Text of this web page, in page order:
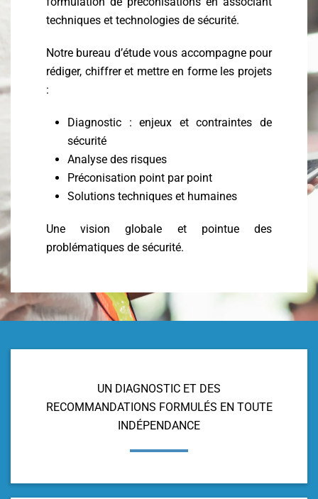
techniques et technologies de sécurité.
Notre bureau d’étude vous accompagne pour
rédiger, chiffrer et mettre en forme les projets
:
Diagnostic : enjeux et contraintes de
sécurité
Analyse des risques
Préconisation point par point
Solutions techniques et humaines
Une vision globale et pointue des
problématiques de sécurité.
UN DIAGNOSTIC ET DES
RECOMMANDATIONS FORMULÉS EN TOUTE
INDÉPENDANCE